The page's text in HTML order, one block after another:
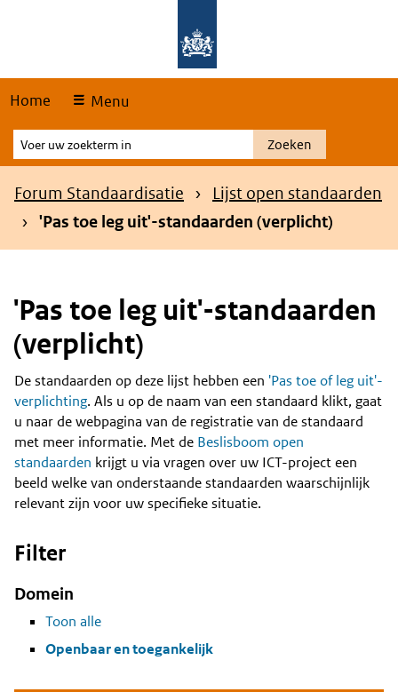
Home Menu
Voer
uw
zoekterm
Zoeken
Kruimelpad
Forum Standaardisatie
Lijst open standaarden
'Pas toe leg uit'-standaarden (verplicht)
'Pas toe leg uit'-standaarden
(verplicht)
Content
De standaarden op deze lijst hebben een 'Pas toe of leg uit'-
verplichting. Als u op de naam van een standaard klikt, gaat
u naar de webpagina van de registratie van de standaard
met meer informatie. Met de Beslisboom open
standaarden krijgt u via vragen over uw ICT-project een
beeld welke van onderstaande standaarden waarschijnlijk
relevant zijn voor uw specifieke situatie.
Filter
Domein
Toon alle
Openbaar en toegankelijk